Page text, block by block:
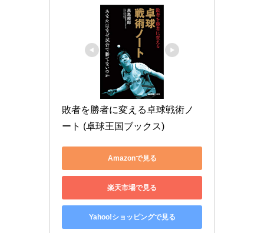
敗者を勝者に変える卓球戦術ノ
ート (卓球王国ブックス)
Amazonで見る
楽天市場で見る
Yahoo!ショッピングで見る